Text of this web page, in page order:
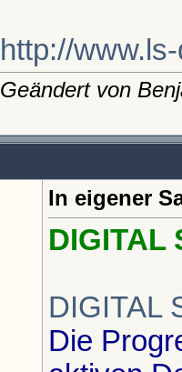
http://
Geändert von
In eigener
DIGITAL
DIGITAL
Die